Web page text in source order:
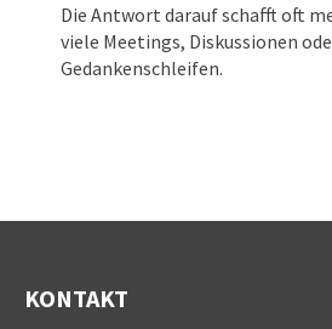
Die Antwort darauf schafft oft
viele Meetings, Diskussionen
Gedankenschleifen.
KONTAKT